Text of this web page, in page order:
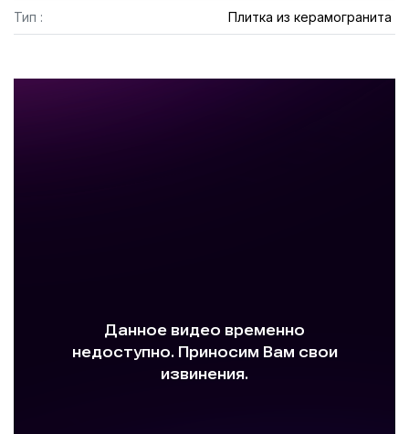
Тип : Плитка из керамогранита